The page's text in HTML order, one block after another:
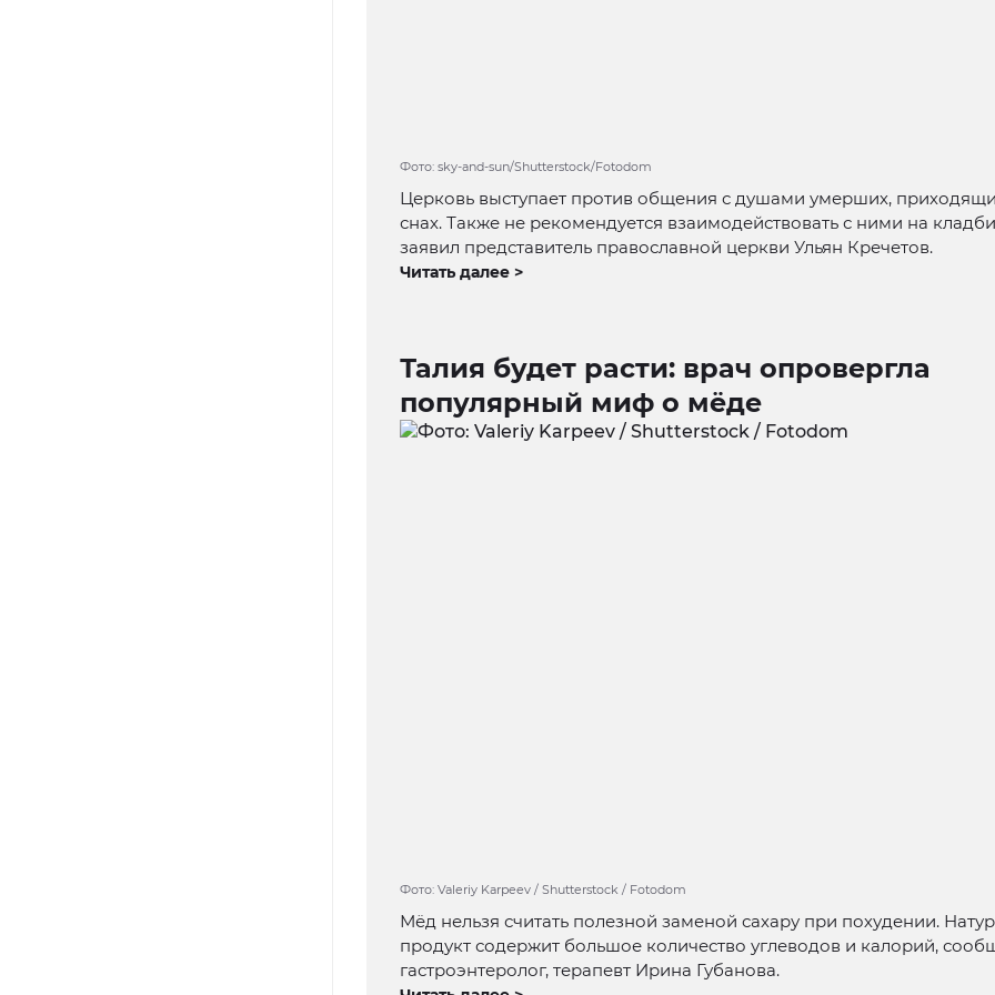
Фото: sky-and-sun/Shutterstock/Fotodom
Церковь выступает против общения с душами умерших,
снах. Также не рекомендуется взаимодействовать с ними на
заявил представитель православной церкви Ульян Кречетов.
Читать далее >
Талия будет расти: врач опровергла
популярный миф о мёде
Фото: Valeriy Karpeev / Shutterstock / Fotodom
Мёд нельзя считать полезной заменой сахару при похудении.
продукт содержит большое количество углеводов и калорий,
гастроэнтеролог, терапевт Ирина Губанова.